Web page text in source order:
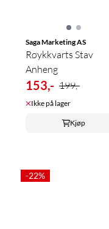
Saga Marketing AS
Røykkvarts Stav
Anheng
153,- 199,-
Ikke på lager
Kjøp
-22%